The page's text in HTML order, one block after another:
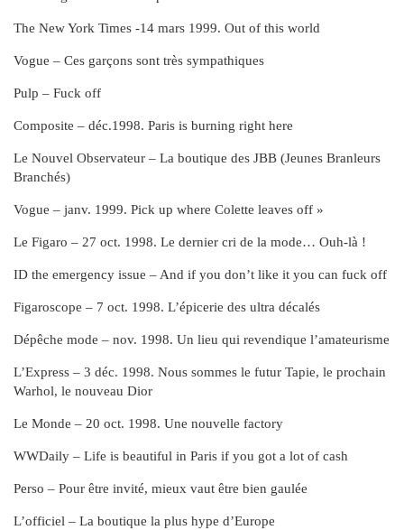
The New York Times -14 mars 1999. Out of this world
Vogue – Ces garçons sont très sympathiques
Pulp – Fuck off
Composite – déc.1998. Paris is burning right here
Le Nouvel Observateur – La boutique des JBB (Jeunes Branleurs
Branchés)
Vogue – janv. 1999. Pick up where Colette leaves off »
Le Figaro – 27 oct. 1998. Le dernier cri de la mode… Ouh-là !
ID the emergency issue – And if you don’t like it you can fuck off
Figaroscope – 7 oct. 1998. L’épicerie des ultra décalés
Dépêche mode – nov. 1998. Un lieu qui revendique l’amateurisme
L’Express – 3 déc. 1998. Nous sommes le futur Tapie, le prochain
Warhol, le nouveau Dior
Le Monde – 20 oct. 1998. Une nouvelle factory
WWDaily – Life is beautiful in Paris if you got a lot of cash
Perso – Pour être invité, mieux vaut être bien gaulée
L’officiel – La boutique la plus hype d’Europe